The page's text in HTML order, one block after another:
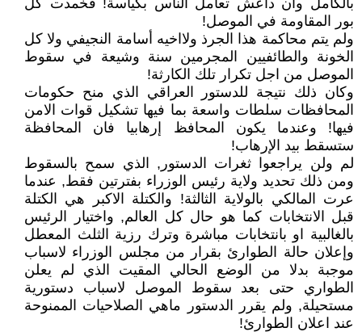
بالكامل وان داعش تعامل الناس بكياسة! فخمدت كل
بور المقاومة في الموصل!
ولم يتم محاكمة هذا الجرذ ولااخيه أسامة النجيفي ولا كل
الخونة والطائفيين المجرمين سنة وشيعة في سقوط
الموصل من اجل تكرار تلك الكارثة!
وكان ذلك نتيجة للدستور العراقي الذي منح حكومات
المحافظات سلطات واسعة بما فيها تشكيل قوات الامن
فيها! وعندما يكون المحافظ إرهابيا فان المحافظة
ستسقط بيد الإرهاب!
لم ولن يراجعوا ثغرات الدستور, الذي سمح بالسقوط
ومن ذلك تحديد ولاية رئيس الوزراء بفترتين فقط, عندما
عرت المالكي بالولاية الثالثة! والكتلة الاكبر هي الكتلة
قبل الانتخابات كما هو حال كل العالم, واختيار الرئيس
بالغالبية او بانتخابات مباشرة وترك رزية الثلث المعطل
وإعلان حالة الطوارئ بقرار من مجلس الوزراء لاسباب
موجبة بدلا من الوضع الحالي المقيت الذي لم يعلن
الطواري حتى بعد سقوط الموصل لاسباب دستورية
مستحيلة, ولم يقرر الدستور ماهي الصلاحيات الممنوحة
عند اعلان الطوارئ!